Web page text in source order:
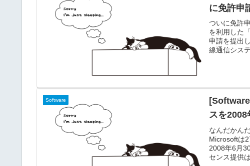
に免許申
ついに免許
を利用した
申請を提出
線通信シス
た。 ウィ
タイWatch
Software
スを2008
なんだかん
Microsoftは
2008年6月
センス提供